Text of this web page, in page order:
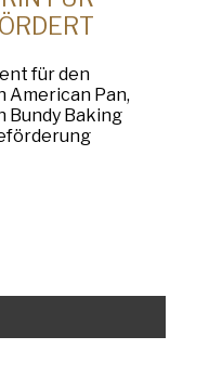
für den
Pan,
Bundy Baking